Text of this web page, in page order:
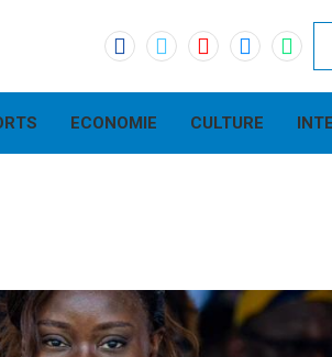
ECONOMIE CULTURE